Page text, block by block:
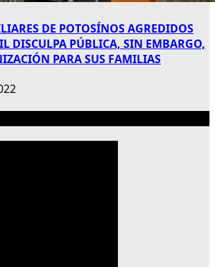
DE POTOSÍNOS AGREDIDOS
DISCULPA PÚBLICA, SIN EMBARGO,
PARA SUS FAMILIAS